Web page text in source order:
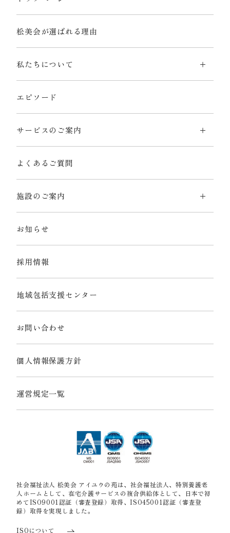
松美会が選ばれる理由
私たちについて
エピソード
サービスのご案内
よくあるご質問
施設のご案内
お知らせ
採用情報
地域包括支援センター
お問い合わせ
個人情報保護方針
運営規定一覧
社会福祉法人 松美会 アイユウの苑は、社会福祉法人、特別養護老
人ホームとして、在宅介護サービスの複合供給体として、日本で初
めてISO9001認証（審査登録）取得、ISO45001認証（審査登
録）取得を実現しました。
ISOについて